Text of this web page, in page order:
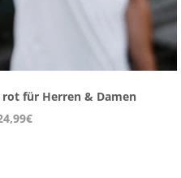
rot für Herren & Damen